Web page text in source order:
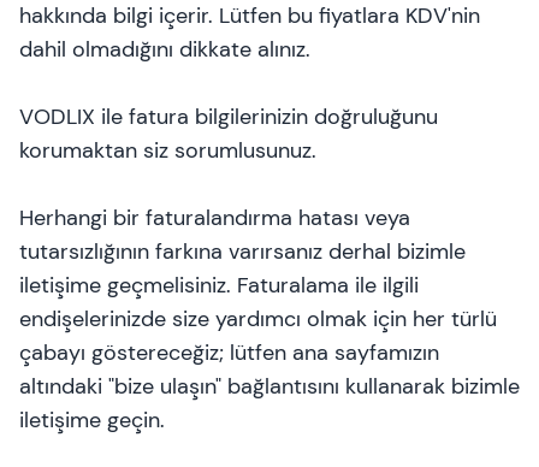
hakkında bilgi içerir. Lütfen bu fiyatlara KDV'nin
dahil olmadığını dikkate alınız.
VODLIX ile fatura bilgilerinizin doğruluğunu
korumaktan siz sorumlusunuz.
Herhangi bir faturalandırma hatası veya
tutarsızlığının farkına varırsanız derhal bizimle
iletişime geçmelisiniz. Faturalama ile ilgili
endişelerinizde size yardımcı olmak için her türlü
çabayı göstereceğiz; lütfen ana sayfamızın
altındaki "bize ulaşın" bağlantısını kullanarak bizimle
iletişime geçin.